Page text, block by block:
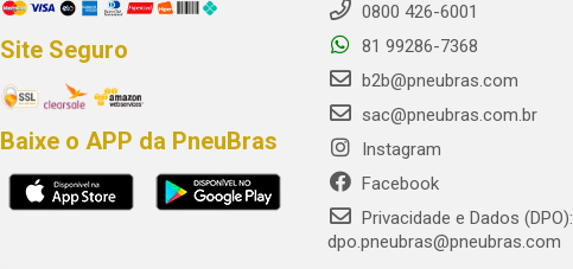
Site Seguro
Baixe o APP da PneuBras
0800 426-6001
81 99286-7368
b2b@pneubras.com
sac@pneubras.com.br
Instagram
Facebook
Privacidade e Dados (DPO):
dpo.pneubras@pneubras.com